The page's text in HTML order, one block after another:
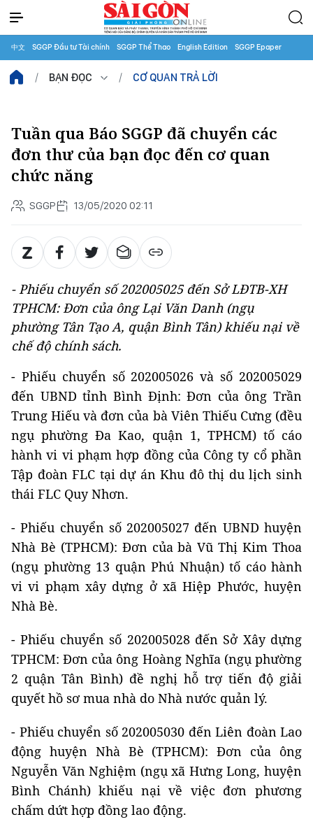
中文 SGGP Đầu tư Tài chính SGGP Thể Thao English Edition SGGP Epaper
BẠN ĐỌC CƠ QUAN TRẢ LỜI
Tuần qua Báo SGGP đã chuyển các
đơn thư của bạn đọc đến cơ quan
chức năng
SGGP 13/05/2020 02:11
- Phiếu chuyển số 202005025 đến Sở LĐTB-XH
TPHCM: Đơn của ông Lại Văn Danh (ngụ
phường Tân Tạo A, quận Bình Tân) khiếu nại về
chế độ chính sách.
- Phiếu chuyển số 202005026 và số 202005029
đến UBND tỉnh Bình Định: Đơn của ông Trần
Trung Hiếu và đơn của bà Viên Thiếu Cưng (đều
ngụ phường Đa Kao, quận 1, TPHCM) tố cáo
hành vi vi phạm hợp đồng của Công ty cổ phần
Tập đoàn FLC tại dự án Khu đô thị du lịch sinh
thái FLC Quy Nhơn.
- Phiếu chuyển số 202005027 đến UBND huyện
Nhà Bè (TPHCM): Đơn của bà Vũ Thị Kim Thoa
(ngụ phường 13 quận Phú Nhuận) tố cáo hành
vi vi phạm xây dựng ở xã Hiệp Phước, huyện
Nhà Bè.
- Phiếu chuyển số 202005028 đến Sở Xây dựng
TPHCM: Đơn của ông Hoàng Nghĩa (ngụ phường
2 quận Tân Bình) đề nghị hỗ trợ tiến độ giải
quyết hồ sơ mua nhà do Nhà nước quản lý.
- Phiếu chuyển số 202005030 đến Liên đoàn Lao
động huyện Nhà Bè (TPHCM): Đơn của ông
Nguyễn Văn Nghiệm (ngụ xã Hưng Long, huyện
Bình Chánh) khiếu nại về việc đơn phương
chấm dứt hợp đồng lao động.